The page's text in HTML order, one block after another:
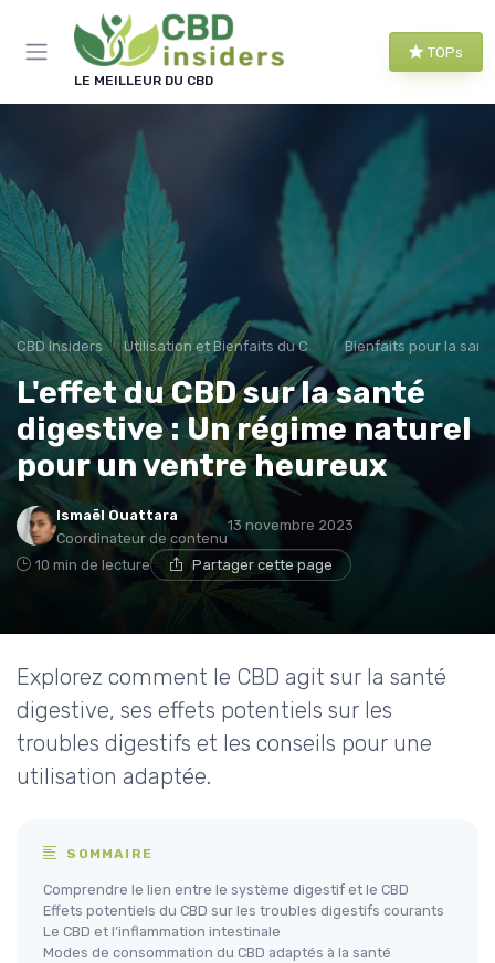
LE MEILLEUR DU CBD
TOPs
CBD Insiders Utilisation et Bienfaits du CBD Bienfaits pour la
L'effet du CBD sur la santé
digestive : Un régime naturel
pour un ventre heureux
Ismaël Ouattara
Coordinateur de contenu
13 novembre 2023
10 min de lecture Partager cette page
Explorez comment le CBD agit sur la santé
digestive, ses effets potentiels sur les
troubles digestifs et les conseils pour une
utilisation adaptée.
SOMMAIRE
Comprendre le lien entre le système digestif et le CBD
Effets potentiels du CBD sur les troubles digestifs courants
Le CBD et l’inflammation intestinale
Modes de consommation du CBD adaptés à la santé
Panneau de gestion des cookies